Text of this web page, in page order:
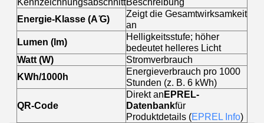
Energie-Klasse (A ̊G)
Zeigt die Gesamtwirksamkeit
an
Lumen (lm)
Helligkeitsstufe; höher
bedeutet helleres Licht
Watt (W)
Stromverbrauch
KWh/1000h
Energieverbrauch pro 1000
Stunden (z. B. 6 kWh)
QR-Code
Direkt anEPREL-
Datenbankfür
Produktdetails (EPREL Info)